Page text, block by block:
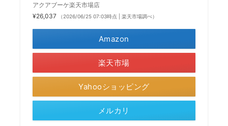
アクアブーケ楽天市場店
¥26,037
（2026/06/25 07:03時点 | 楽天市場調べ）
Amazon
楽天市場
Yahooショッピング
メルカリ